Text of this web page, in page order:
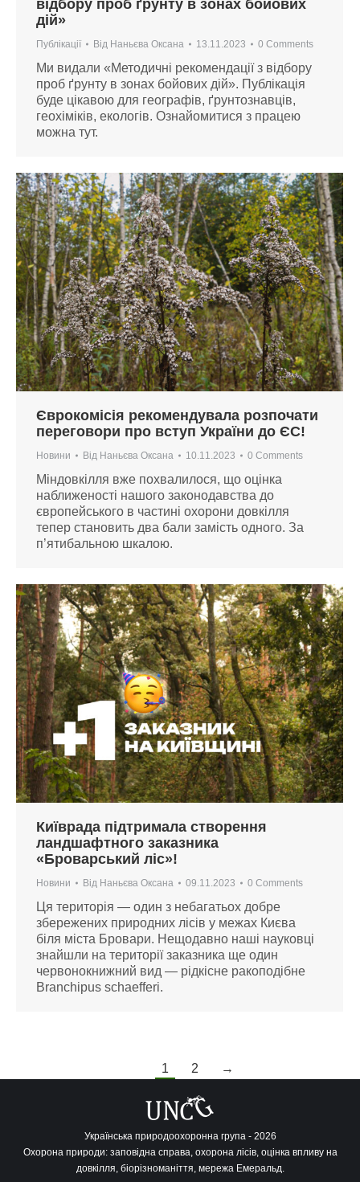
відбору проб ґрунту в зонах бойових
дій»
Публікації Від Наньєва Оксана 13.11.2023 0 Comments
Ми видали «Методичні рекомендації з відбору
проб ґрунту в зонах бойових дій». Публікація
буде цікавою для географів, ґрунтознавців,
геохіміків, екологів. Ознайомитися з працею
можна тут.
Єврокомісія рекомендувала розпочати
переговори про вступ України до ЄС!
Новини Від Наньєва Оксана 10.11.2023 0 Comments
Міндовкілля вже похвалилося, що оцінка
наближеності нашого законодавства до
європейського в частині охорони довкілля
тепер становить два бали замість одного. За
п’ятибальною шкалою.
Київрада підтримала створення
ландшафтного заказника
«Броварський ліс»!
Новини Від Наньєва Оксана 09.11.2023 0 Comments
Ця територія — один з небагатьох добре
збережених природних лісів у межах Києва
біля міста Бровари. Нещодавно наші науковці
знайшли на території заказника ще один
червонокнижний вид — рідкісне ракоподібне
Branchipus schaefferi.
1 2 →
Українська природоохоронна група - 2026
Охорона природи: заповідна справа, охорона лісів, оцінка впливу на
довкілля, біорізноманіття, мережа Емеральд.